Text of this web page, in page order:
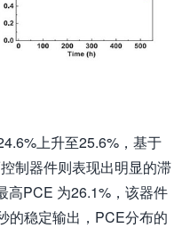
上升至25.6%，基于
制器件则表现出明显的滞
高PCE 为26.1%，该器件
的稳定输出，PCE分布的